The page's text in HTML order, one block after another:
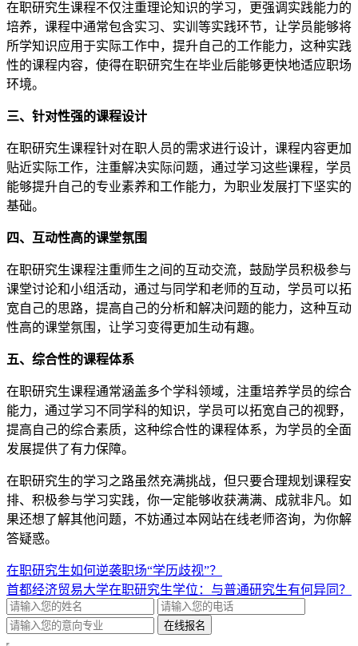
在职研究生课程不仅注重理论知识的学习，更强调实践能力的
培养，课程中通常包含实习、实训等实践环节，让学员能够将
所学知识应用于实际工作中，提升自己的工作能力，这种实践
性的课程内容，使得在职研究生在毕业后能够更快地适应职场
环境。
三、针对性强的课程设计
在职研究生课程针对在职人员的需求进行设计，课程内容更加
贴近实际工作，注重解决实际问题，通过学习这些课程，学员
能够提升自己的专业素养和工作能力，为职业发展打下坚实的
基础。
四、互动性高的课堂氛围
在职研究生课程注重师生之间的互动交流，鼓励学员积极参与
课堂讨论和小组活动，通过与同学和老师的互动，学员可以拓
宽自己的思路，提高自己的分析和解决问题的能力，这种互动
性高的课堂氛围，让学习变得更加生动有趣。
五、综合性的课程体系
在职研究生课程通常涵盖多个学科领域，注重培养学员的综合
能力，通过学习不同学科的知识，学员可以拓宽自己的视野，
提高自己的综合素质，这种综合性的课程体系，为学员的全面
发展提供了有力保障。
在职研究生的学习之路虽然充满挑战，但只要合理规划课程安
排、积极参与学习实践，你一定能够收获满满、成就非凡。如
果还想了解其他问题，不妨通过本网站在线老师咨询，为你解
答疑惑。
在职研究生如何逆袭职场“学历歧视”？
首都经济贸易大学在职研究生学位：与普通研究生有何异同？